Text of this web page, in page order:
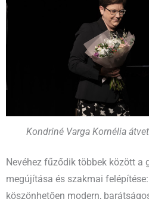
Kondriné Varga Kornélia
Nevéhez fűződik többek között a
megújítása és szakmai
köszönhetően modern,